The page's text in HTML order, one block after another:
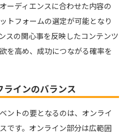
ーディエンスに合わせた内容の
トフォームの選定が可能となり
スの関心事を反映したコンテンツ
を高め、成功につながる確率を
インのバランス
ントの要となるのは、オンライ
です。オンライン部分は広範囲